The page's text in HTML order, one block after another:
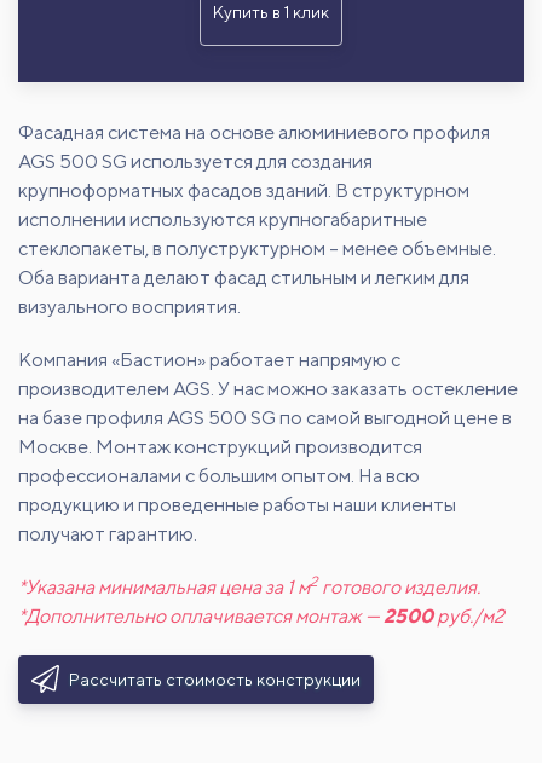
Купить в 1 клик
Фасадная система на основе алюминиевого профиля
AGS 500 SG используется для создания
крупноформатных фасадов зданий. В структурном
исполнении используются крупногабаритные
стеклопакеты, в полуструктурном – менее объемные.
Оба варианта делают фасад стильным и легким для
визуального восприятия.
Компания «Бастион» работает напрямую с
производителем AGS. У нас можно заказать остекление
на базе профиля AGS 500 SG по самой выгодной цене в
Москве. Монтаж конструкций производится
профессионалами с большим опытом. На всю
продукцию и проведенные работы наши клиенты
получают гарантию.
*Указана минимальная цена за 1 м2готового изделия.
*Дополнительно оплачивается монтаж — 2500руб./м2
Рассчитать стоимость конструкции